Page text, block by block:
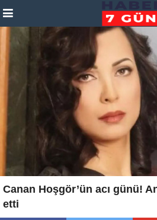
Canan Hoşgör’ün acı günü!
etti